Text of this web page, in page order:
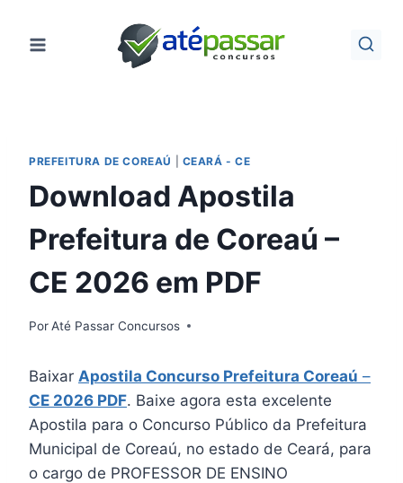
para
PREFEITURA DE COREAÚ CEARÁ - CE
Download Apostila
Prefeitura de Coreaú –
CE 2026 em PDF
PorAté Passar Concursos
Baixar Apostila Concurso Prefeitura Coreaú –
CE 2026 PDF. Baixe agora esta excelente
Apostila para o Concurso Público da Prefeitura
Municipal de Coreaú, no estado de Ceará, para
o cargo de PROFESSOR DE ENSINO